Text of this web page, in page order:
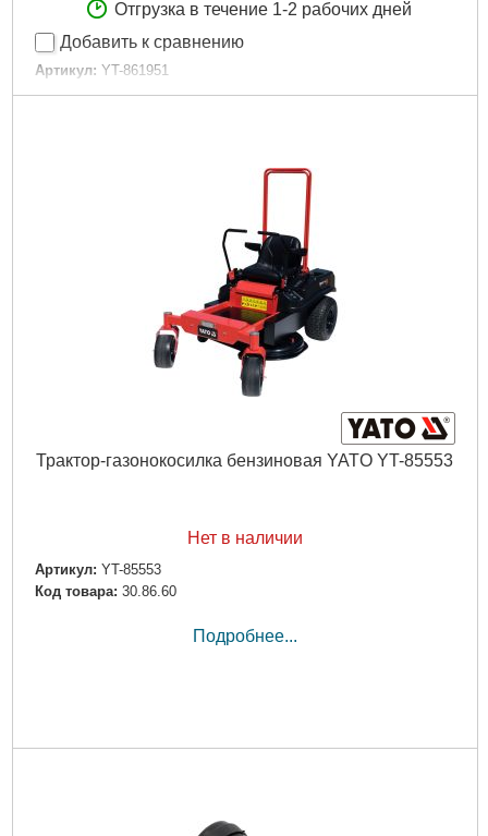
Отгрузка в течение 1-2 рабочих дней
Добавить к сравнению
Артикул: YT-861951
Код товара: 30.86.53
Трактор-газонокосилка бензиновая YATO YT-85553
Нет в наличии
Артикул: YT-85553
Код товара: 30.86.60
Подробнее...